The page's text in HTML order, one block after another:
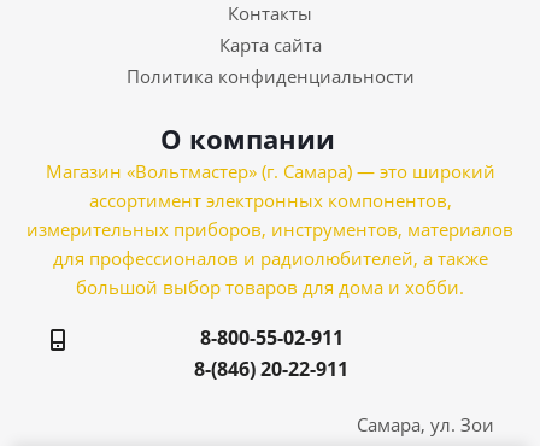
Контакты
Карта сайта
Политика конфиденциальности
О компании
Магазин «Вольтмастер» (г. Самара) — это широкий
ассортимент электронных компонентов,
измерительных приборов, инструментов, материалов
для профессионалов и радиолюбителей, а также
большой выбор товаров для дома и хобби.
8-800-55-02-911
8-(846) 20-22-911
Самара, ул. Зои